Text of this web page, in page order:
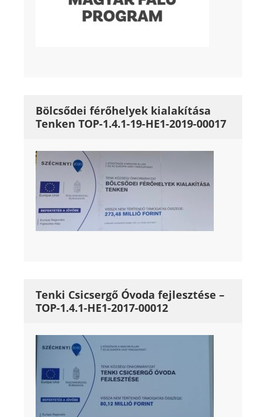
Bölcsődei férőhelyek kialakítása
Tenken TOP-1.4.1-19-HE1-2019-00017
Tenki Csicsergő Óvoda fejlesztése –
TOP-1.4.1-HE1-2017-00012